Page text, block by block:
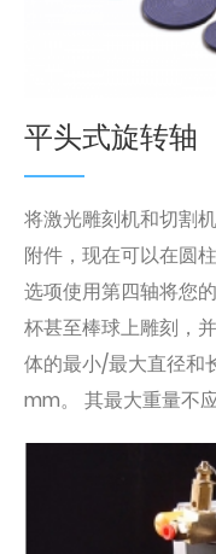
平头式旋转轴
将激光雕刻机和切割
附件，现在可以在圆
选项使用第四轴将您
杯甚至棒球上雕刻，
体的最小/最大直径和
mm。 其最大重量不